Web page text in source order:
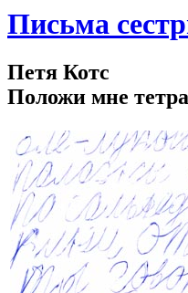
Письма
Петя Котс
Положи мне